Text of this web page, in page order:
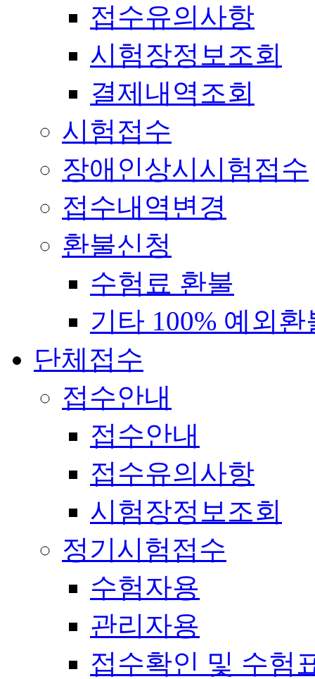
접수유의사항
시험장정보조회
결제내역조회
시험접수
장애인상시시험접수
접수내역변경
환불신청
수험료 환불
기타 100% 예외환
단체접수
접수안내
접수안내
접수유의사항
시험장정보조회
정기시험접수
수험자용
관리자용
접수확인 및 수험